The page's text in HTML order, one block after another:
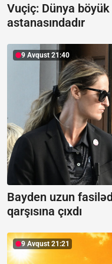
Vuçiç: Dünya
astanasındadır
9 Avqust 21:40
Bayden uzun
qarşısına çıxdı
9 Avqust 21:21